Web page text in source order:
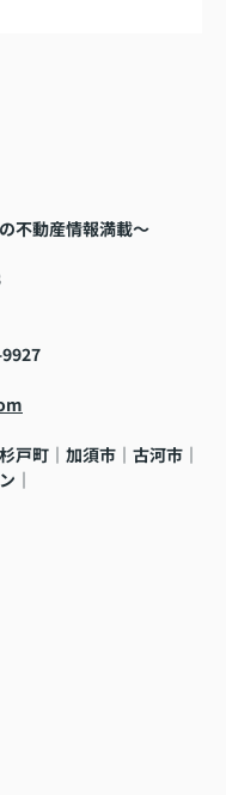
不動産情報満載～
戸町｜加須市｜古河市 ｜
｜